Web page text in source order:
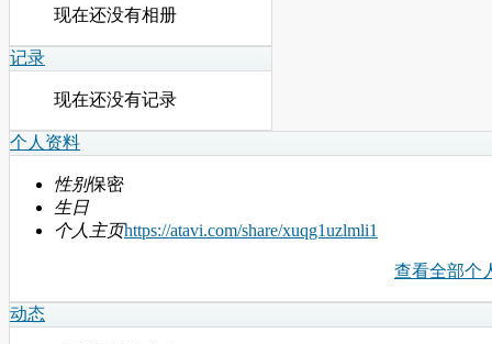
现在还没有相册
记录
现在还没有记录
个人资料
性别保密
生日
个人主页https://atavi.com/share/xuqg1uzlmli1
查看全部个
动态